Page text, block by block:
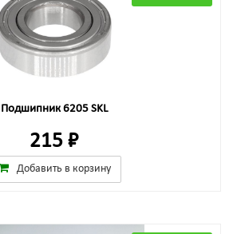
Подшипник 6205 SKL
215 ₽
Добавить в корзину